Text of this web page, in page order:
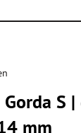
S
mm